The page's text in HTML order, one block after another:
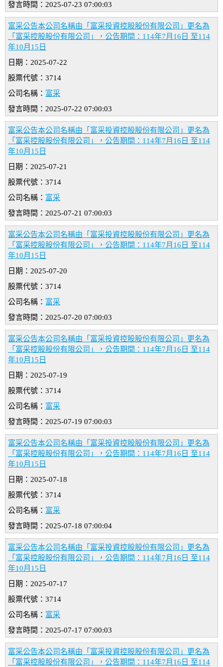
發言時間：2025-07-23 07:00:03
富采公告本公司名稱由「富采投資控股股份有限公司」更名為
「富采控股股份有限公司」，公告期間：114年7月16日 至114
年10月15日
日期：2025-07-22
股票代號：3714
公司名稱： 富采
發言時間：2025-07-22 07:00:03
富采公告本公司名稱由「富采投資控股股份有限公司」更名為
「富采控股股份有限公司」，公告期間：114年7月16日 至114
年10月15日
日期：2025-07-21
股票代號：3714
公司名稱： 富采
發言時間：2025-07-21 07:00:03
富采公告本公司名稱由「富采投資控股股份有限公司」更名為
「富采控股股份有限公司」，公告期間：114年7月16日 至114
年10月15日
日期：2025-07-20
股票代號：3714
公司名稱： 富采
發言時間：2025-07-20 07:00:03
富采公告本公司名稱由「富采投資控股股份有限公司」更名為
「富采控股股份有限公司」，公告期間：114年7月16日 至114
年10月15日
日期：2025-07-19
股票代號：3714
公司名稱： 富采
發言時間：2025-07-19 07:00:03
富采公告本公司名稱由「富采投資控股股份有限公司」更名為
「富采控股股份有限公司」，公告期間：114年7月16日 至114
年10月15日
日期：2025-07-18
股票代號：3714
公司名稱： 富采
發言時間：2025-07-18 07:00:04
富采公告本公司名稱由「富采投資控股股份有限公司」更名為
「富采控股股份有限公司」，公告期間：114年7月16日 至114
年10月15日
日期：2025-07-17
股票代號：3714
公司名稱： 富采
發言時間：2025-07-17 07:00:03
富采公告本公司名稱由「富采投資控股股份有限公司」更名為
「富采控股股份有限公司」，公告期間：114年7月16日 至114